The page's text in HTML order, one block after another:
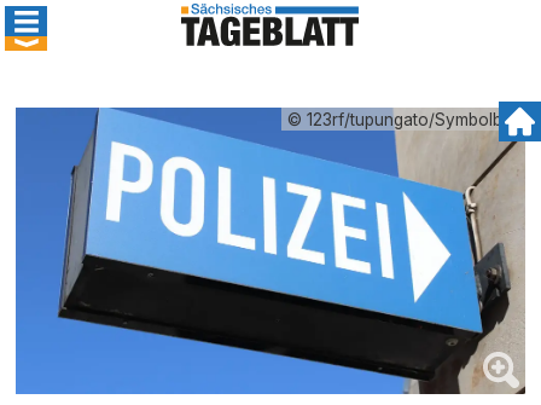
© 123rf/tupungato/Symbolbild